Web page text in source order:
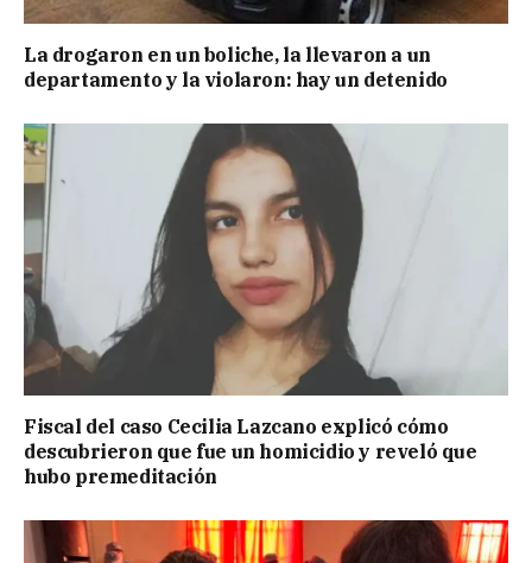
La drogaron en un boliche, la llevaron a un
departamento y la violaron: hay un detenido
Fiscal del caso Cecilia Lazcano explicó cómo
descubrieron que fue un homicidio y reveló que
hubo premeditación